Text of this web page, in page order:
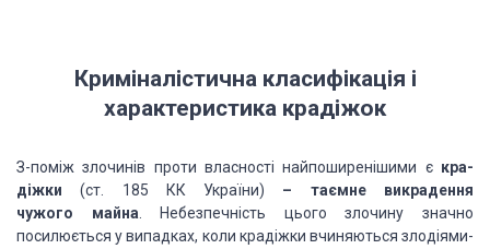
Криміналістична класифікація і
характеристика крадіжок
З-поміж злочинів проти власності найпоширенішими є кра­
діжки(ст. 185 КК України) – таємневикрадення
чужого майна . Небезпечність цього злочину значно
посилюється у випадках, коли крадіжки вчиняються злодіями-